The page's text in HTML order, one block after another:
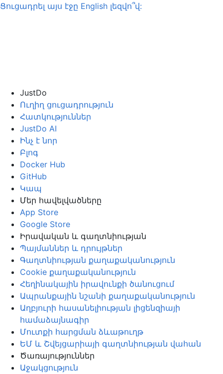
Ցուցադրել այս էջը English լեզվո՞վ:
JustDo
Ուղիղ ցուցադրություն
Հատկություններ
JustDo AI
Ինչ է նոր
Բլոգ
Docker Hub
GitHub
Կապ
Մեր հավելվածները
App Store
Google Store
Իրավական և գաղտնիության
Պայմաններ և դրույթներ
Գաղտնիության քաղաքականություն
Cookie քաղաքականություն
Հեղինակային իրավունքի ծանուցում
Ապրանքային նշանի քաղաքականություն
Աղբյուրի հասանելիության լիցենզիայի
համաձայնագիր
Մուտքի հարցման ձևաթուղթ
ԵՄ և Շվեյցարիայի գաղտնիության վահան
Ծառայություններ
Աջակցություն